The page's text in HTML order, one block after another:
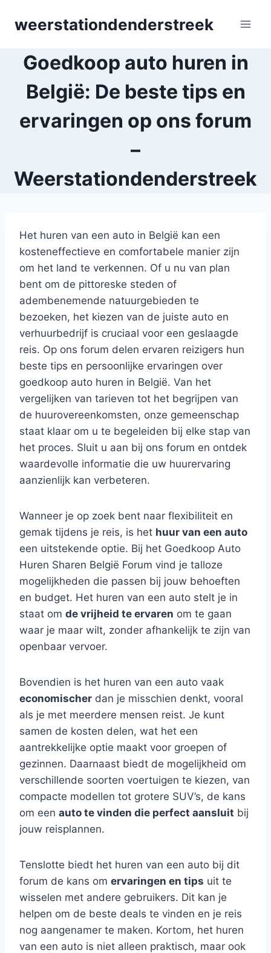
weerstationdenderstreek
Goedkoop auto huren in
België: De beste tips en
ervaringen op ons forum
–
Weerstationdenderstreek
Het huren van een auto in België kan een
kosteneffectieve en comfortabele manier zijn
om het land te verkennen. Of u nu van plan
bent om de pittoreske steden of
adembenemende natuurgebieden te
bezoeken, het kiezen van de juiste auto en
verhuurbedrijf is cruciaal voor een geslaagde
reis. Op ons forum delen ervaren reizigers hun
beste tips en persoonlijke ervaringen over
goedkoop auto huren in België. Van het
vergelijken van tarieven tot het begrijpen van
de huurovereenkomsten, onze gemeenschap
staat klaar om u te begeleiden bij elke stap van
het proces. Sluit u aan bij ons forum en ontdek
waardevolle informatie die uw huurervaring
aanzienlijk kan verbeteren.
Wanneer je op zoek bent naar flexibiliteit en
gemak tijdens je reis, is het huur van een auto
een uitstekende optie. Bij het Goedkoop Auto
Huren Sharen België Forum vind je talloze
mogelijkheden die passen bij jouw behoeften
en budget. Het huren van een auto stelt je in
staat om de vrijheid te ervaren om te gaan
waar je maar wilt, zonder afhankelijk te zijn van
openbaar vervoer.
Bovendien is het huren van een auto vaak
economischer dan je misschien denkt, vooral
als je met meerdere mensen reist. Je kunt
samen de kosten delen, wat het een
aantrekkelijke optie maakt voor groepen of
gezinnen. Daarnaast biedt de mogelijkheid om
verschillende soorten voertuigen te kiezen, van
compacte modellen tot grotere SUV’s, de kans
om een auto te vinden die perfect aansluit bij
jouw reisplannen.
Tenslotte biedt het huren van een auto bij dit
forum de kans om ervaringen en tips uit te
wisselen met andere gebruikers. Dit kan je
helpen om de beste deals te vinden en je reis
nog aangenamer te maken. Kortom, het huren
van een auto is niet alleen praktisch, maar ook